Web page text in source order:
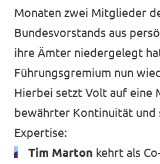
Monaten zwei Mitglieder
Bundesvorstands aus
ihre Ämter niedergelegt
Führungsgremium nun
Hierbei setzt Volt auf eine
bewährter Kontinuität und
Expertise:
Tim Marton kehrt als